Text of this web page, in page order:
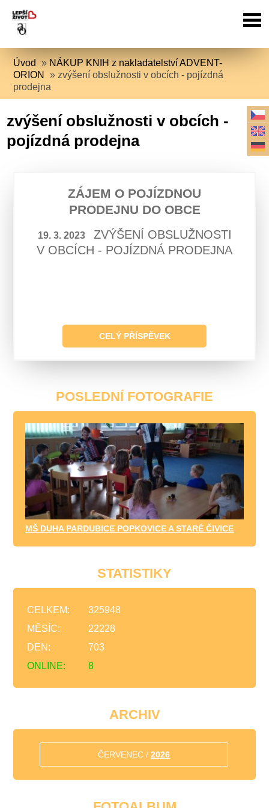
Úvod » NÁKUP KNIH z nakladatelství ADVENT-
ORION
» zvýšení obslužnosti v obcích - pojízdná
prodejna
zvýšení obslužnosti v obcích -
pojízdná prodejna
ZÁJEM O POJÍZDNOU
PRODEJNU DO OBCE
19. 3. 2023
ZVÝŠENÍ OBSLUŽNOSTI
V OBCÍCH - POJÍZDNÁ PRODEJNA
CELÝ PŘÍSPĚVEK
POSLEDNÍ FOTOGRAFIE
MŠ DUHA PARDUBICE POPKOVICE A STARÉ ČIVICE
STATISTIKY
ONLINE: 8
CELKEM:
325948
MĚSÍC:
22228
DEN:
703
ARCHIV
ČERVENEC /2026